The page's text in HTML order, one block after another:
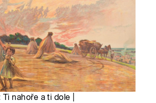
nahoře a ti dole |